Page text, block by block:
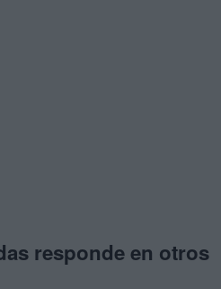
responde en otros